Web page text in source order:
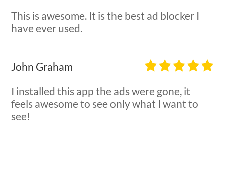
This is awesome. It is the best ad blocker I
have ever used.
John Graham
I installed this app the ads were gone, it
feels awesome to see only what I want to
see!